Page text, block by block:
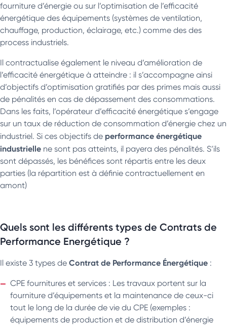
fourniture d’énergie ou sur l’optimisation de l’efficacité
énergétique des équipements (systèmes de ventilation,
chauffage, production, éclairage, etc.) comme des des
process industriels.
Il contractualise également le niveau d’amélioration de
l’efficacité énergétique à atteindre : il s’accompagne ainsi
d’objectifs d’optimisation gratifiés par des primes mais aussi
de pénalités en cas de dépassement des consommations.
Dans les faits, l’opérateur d’efficacité énergétique s’engage
sur un taux de réduction de consommation d’énergie chez un
industriel. Si ces objectifs de performance énergétique
industrielle ne sont pas atteints, il payera des pénalités. S’ils
sont dépassés, les bénéfices sont répartis entre les deux
parties (la répartition est à définie contractuellement en
amont)
Quels sont les différents types de Contrats de
Performance Energétique ?
Il existe 3 types de Contrat de Performance Énergétique :
CPE fournitures et services : Les travaux portent sur la
fourniture d’équipements et la maintenance de ceux-ci
tout le long de la durée de vie du CPE (exemples :
équipements de production et de distribution d’énergie